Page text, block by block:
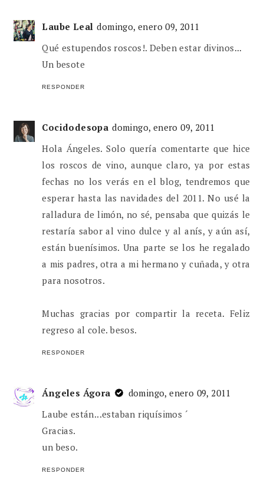
Laube Leal domingo, enero 09, 2011
Qué estupendos roscos!. Deben estar divinos...
Un besote
RESPONDER
Cocidodesopa domingo, enero 09, 2011
Hola Ángeles. Solo quería comentarte que hice
los roscos de vino, aunque claro, ya por estas
fechas no los verás en el blog, tendremos que
esperar hasta las navidades del 2011. No usé la
ralladura de limón, no sé, pensaba que quizás le
restaría sabor al vino dulce y al anís, y aún así,
están buenísimos. Una parte se los he regalado
a mis padres, otra a mi hermano y cuñada, y otra
para nosotros.
Muchas gracias por compartir la receta. Feliz
regreso al cole. besos.
RESPONDER
Ángeles Ágora
domingo, enero 09, 2011
Laube están...estaban riquísimos ´
Gracias.
un beso.
RESPONDER